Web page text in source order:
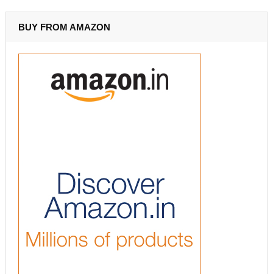
BUY FROM AMAZON